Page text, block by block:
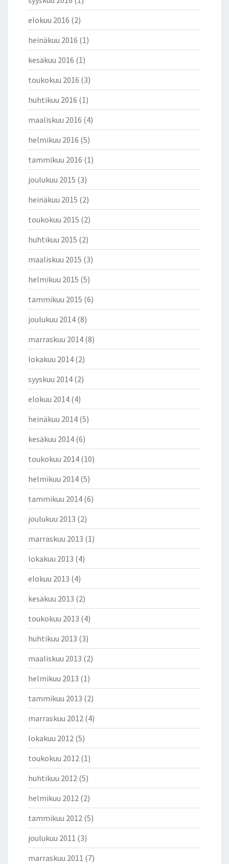
elokuu 2016 (2)
heinäkuu 2016 (1)
kesäkuu 2016 (1)
toukokuu 2016 (3)
huhtikuu 2016 (1)
maaliskuu 2016 (4)
helmikuu 2016 (5)
tammikuu 2016 (1)
joulukuu 2015 (3)
heinäkuu 2015 (2)
toukokuu 2015 (2)
huhtikuu 2015 (2)
maaliskuu 2015 (3)
helmikuu 2015 (5)
tammikuu 2015 (6)
joulukuu 2014 (8)
marraskuu 2014 (8)
lokakuu 2014 (2)
syyskuu 2014 (2)
elokuu 2014 (4)
heinäkuu 2014 (5)
kesäkuu 2014 (6)
toukokuu 2014 (10)
helmikuu 2014 (5)
tammikuu 2014 (6)
joulukuu 2013 (2)
marraskuu 2013 (1)
lokakuu 2013 (4)
elokuu 2013 (4)
kesäkuu 2013 (2)
toukokuu 2013 (4)
huhtikuu 2013 (3)
maaliskuu 2013 (2)
helmikuu 2013 (1)
tammikuu 2013 (2)
marraskuu 2012 (4)
lokakuu 2012 (5)
toukokuu 2012 (1)
huhtikuu 2012 (5)
helmikuu 2012 (2)
tammikuu 2012 (5)
joulukuu 2011 (3)
marraskuu 2011 (7)